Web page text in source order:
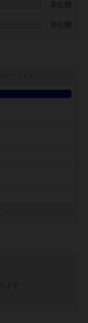
非公開
非公開